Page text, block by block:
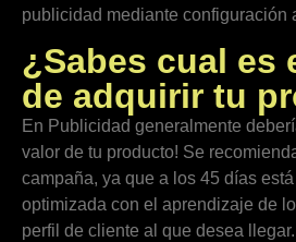
publicidad mediante configuración
¿Sabes cual es
de adquirir tu
En Publicidad generalmente
valor de tu producto! Se
campaña, ya que a los 45 días
optimizada con el aprendizaje de
perfil de cliente al que desea llegar.